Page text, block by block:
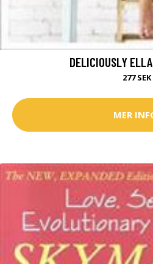
DELICIOUSLY
277 SEK
MER